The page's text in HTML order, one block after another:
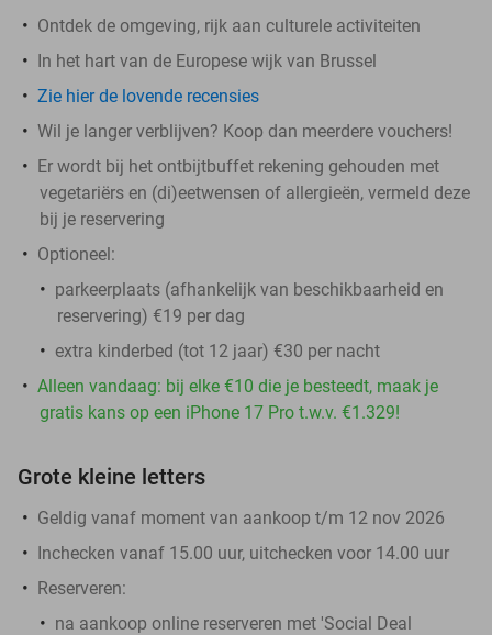
Ontdek de omgeving, rijk aan culturele activiteiten
In het hart van de Europese wijk van Brussel
Zie hier de lovende recensies
Wil je langer verblijven? Koop dan meerdere vouchers!
Er wordt bij het ontbijtbuffet rekening gehouden met
vegetariërs en (di)eetwensen of allergieën, vermeld deze
bij je reservering
Optioneel:
parkeerplaats (afhankelijk van beschikbaarheid en
reservering) €19 per dag
extra kinderbed (tot 12 jaar) €30 per nacht
Alleen vandaag: bij elke €10 die je besteedt, maak je
gratis kans op een iPhone 17 Pro t.w.v. €1.329!
Grote kleine letters
Geldig vanaf moment van aankoop t/m 12 nov 2026
Inchecken vanaf 15.00 uur, uitchecken voor 14.00 uur
Reserveren:
na aankoop online reserveren met 'Social Deal